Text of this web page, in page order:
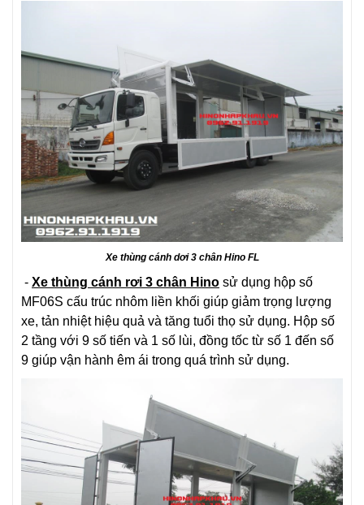
Xe thùng cánh dơi 3 chân Hino FL
- Xe thùng cánh rơi 3 chân Hino sử dụng hộp số
MF06S cấu trúc nhôm liền khối giúp giảm trọng lượng
xe, tản nhiệt hiệu quả và tăng tuổi thọ sử dụng. Hộp số
2 tầng với 9 số tiến và 1 số lùi, đồng tốc từ số 1 đến số
9 giúp vận hành êm ái trong quá trình sử dụng.